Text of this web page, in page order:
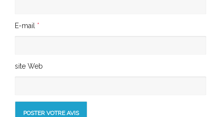
E-mail *
site Web